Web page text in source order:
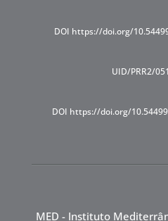
DOI https://doi.org/
UID/PRR2/
DOI https://doi.org/
MED - Instituto